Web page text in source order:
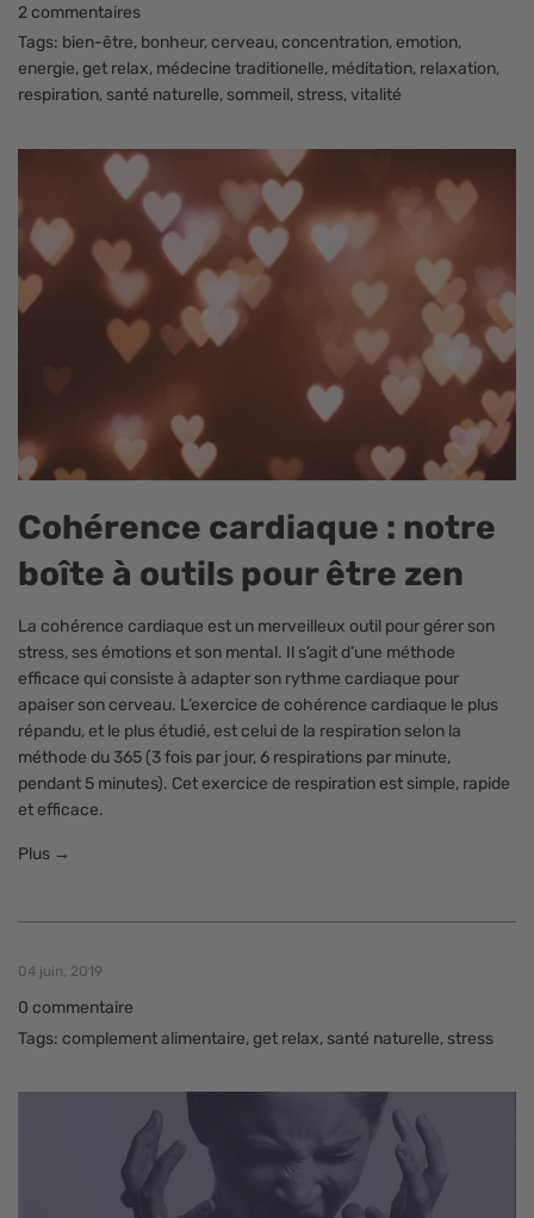
2 commentaires
Tags: bien-être, bonheur, cerveau, concentration,emotion,
energie, get relax, médecine traditionelle, méditation, relaxation,
respiration, santé naturelle, sommeil, stress,vitalité
Cohérence cardiaque : notre
boîte à outils pour être zen
La cohérence cardiaque est un merveilleux outil pour gérer son
stress, ses émotions et son mental. Il s’agit d’une méthode
efficace qui consiste à adapter son rythme cardiaque pour
apaiser son cerveau. L’exercice de cohérence cardiaque le plus
répandu, et le plus étudié, est celui de la respiration selon la
méthode du 365 (3 fois par jour, 6 respirations par minute,
pendant 5 minutes). Cet exercice de respiration est simple, rapide
et efficace.
Plus →
04 juin, 2019
0 commentaire
Tags: complement alimentaire, get relax, santé naturelle, stress